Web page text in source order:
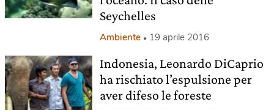
Seychelles
Ambiente 19 aprile 2016
Indonesia, Leonardo DiCaprio
ha rischiato l’espulsione per
aver difeso le foreste